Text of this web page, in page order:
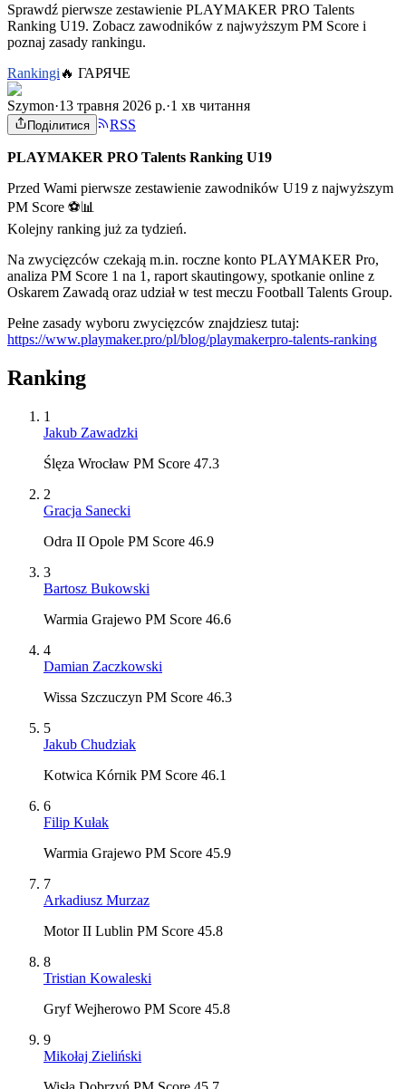
Sprawdź pierwsze zestawienie PLAYMAKER PRO Talents
Ranking U19. Zobacz zawodników z najwyższym PM Score i
poznaj zasady rankingu.
Rankingi 🔥 ГАРЯЧЕ
Szymon·13 травня 2026 р.·1 хв читання
Поділитися RSS
PLAYMAKER PRO Talents Ranking U19
Przed Wami pierwsze zestawienie zawodników U19 z najwyższym
PM Score ⚽📊
Kolejny ranking już za tydzień.
Na zwycięzców czekają m.in. roczne konto PLAYMAKER Pro,
analiza PM Score 1 na 1, raport skautingowy, spotkanie online z
Oskarem Zawadą oraz udział w test meczu Football Talents Group.
Pełne zasady wyboru zwycięzców znajdziesz tutaj:
https://www.playmaker.pro/pl/blog/playmakerpro-talents-ranking
Ranking
1
Jakub Zawadzki
Ślęza Wrocław PM Score 47.3
2
Gracja Sanecki
Odra II Opole PM Score 46.9
3
Bartosz Bukowski
Warmia Grajewo PM Score 46.6
4
Damian Zaczkowski
Wissa Szczuczyn PM Score 46.3
5
Jakub Chudziak
Kotwica Kórnik PM Score 46.1
6
Filip Kułak
Warmia Grajewo PM Score 45.9
7
Arkadiusz Murzaz
Motor II Lublin PM Score 45.8
8
Tristian Kowaleski
Gryf Wejherowo PM Score 45.8
9
Mikołaj Zieliński